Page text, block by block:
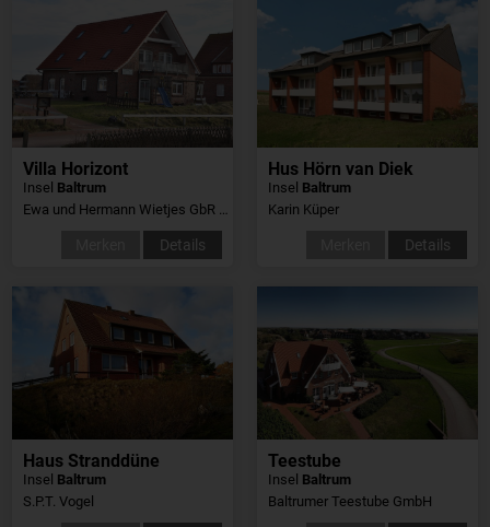
Villa Horizont
Insel Baltrum
Ewa und Hermann Wietjes GbR Ferienhäuser
Details
Hus Hörn van Diek
Insel Baltrum
Karin Küper
Details
Haus Stranddüne
Insel Baltrum
S.P.T. Vogel
Teestube
Insel Baltrum
Baltrumer Teestube GmbH